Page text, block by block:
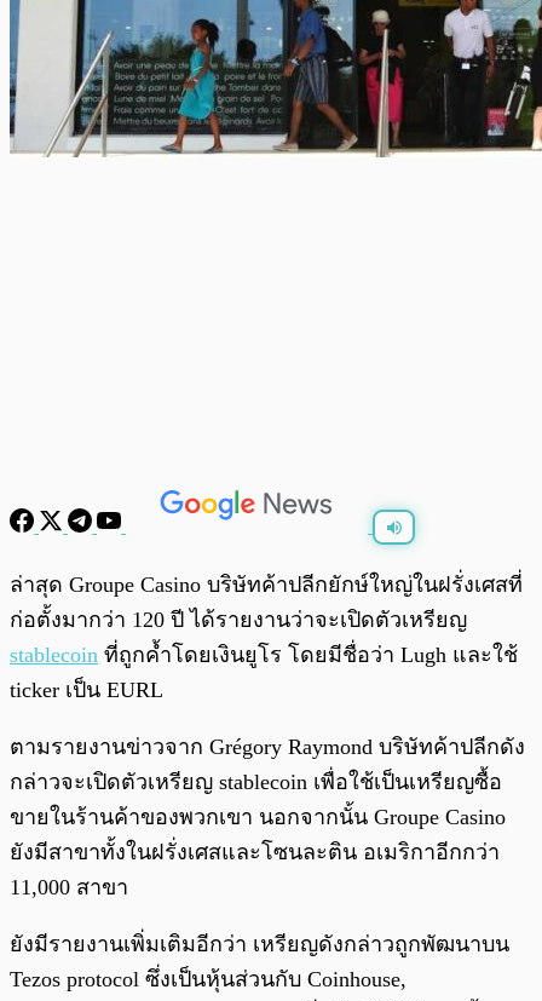
0:00 /0:00
ล่าสุด Groupe Casino บริษัทค้าปลีกยักษ์ใหญ่ในฝรั่งเศสที่
ก่อตั้งมากว่า 120 ปี ได้รายงานว่าจะเปิดตัวเหรียญ
stablecoin ที่ถูกค้ำโดยเงินยูโร โดยมีชื่อว่า Lugh และใช้
ticker เป็น EURL
ตามรายงานข่าวจาก Grégory Raymond บริษัทค้าปลีกดัง
กล่าวจะเปิดตัวเหรียญ stablecoin เพื่อใช้เป็นเหรียญซื้อ
ขายในร้านค้าของพวกเขา นอกจากนั้น Groupe Casino
ยังมีสาขาทั้งในฝรั่งเศสและโซนละติน อเมริกาอีกกว่า
11,000 สาขา
ยังมีรายงานเพิ่มเติมอีกว่า เหรียญดังกล่าวถูกพัฒนาบน
Tezos protocol ซึ่งเป็นหุ้นส่วนกับ Coinhouse,